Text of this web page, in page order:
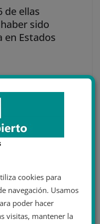
de ellas
sido
en Estados
cookies para
navegación. Usamos
poder hacer
visitas, mantener la